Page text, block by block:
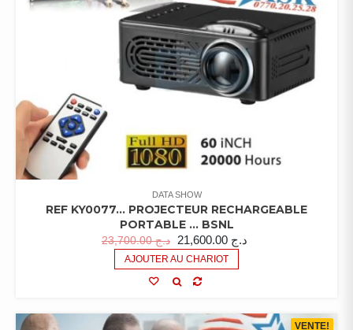
DATA SHOW
REF KY0077… PROJECTEUR RECHARGEABLE
PORTABLE … BSNL
د.ج23,700.00 د.ج
AJOUTER AU CHARIOT
VENTE!